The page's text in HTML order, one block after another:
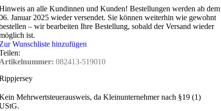
an alle Kundinnen und Kunden! Bestellungen werden ab dem
Januar 2025 wieder versendet. Sie können weiterhin wie gewohnt
– wir bearbeiten Ihre Bestellung, sobald der Versand wieder
ist.
Wunschliste hinzufügen
082413-519010
Mehrwertsteuerausweis, da Kleinunternehmer nach §19 (1)